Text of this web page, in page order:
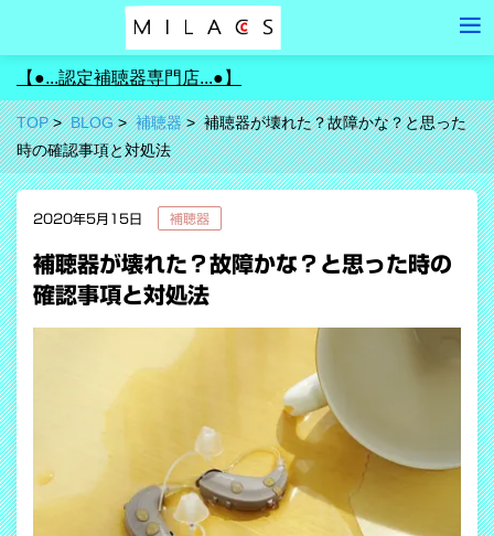
【●...認定補聴器専門店...●】
TOP BLOG 補聴器
補聴器が壊れた？故障かな？と思った
時の確認事項と対処法
2020年5月15日 補聴器
補聴器が壊れた？故障かな？と思った時の
確認事項と対処法